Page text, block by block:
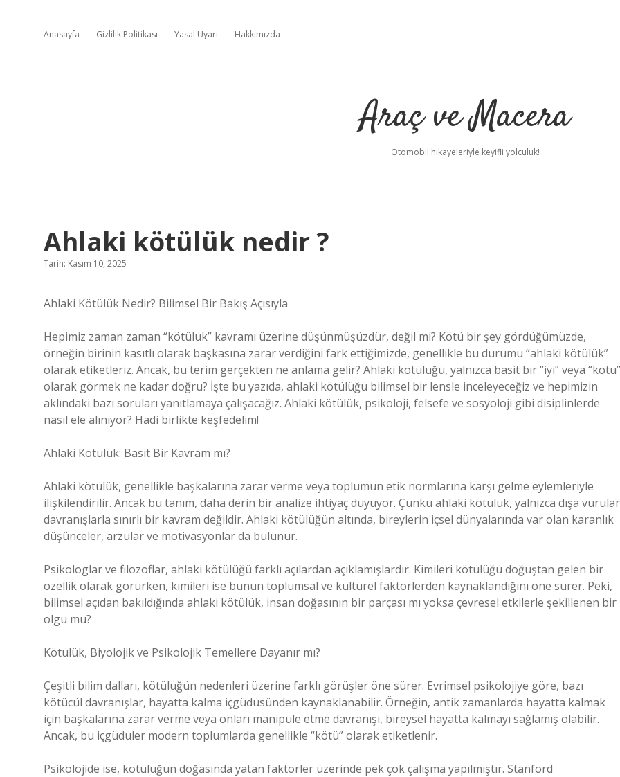
Anasayfa Gizlilik Politikası Yasal Uyarı Hakkımızda
Araç ve Macera
Otomobil hikayeleriyle keyifli yolculuk!
Ahlaki kötülük nedir ?
Tarih: Kasım 10, 2025
Ahlaki Kötülük Nedir? Bilimsel Bir Bakış Açısıyla
Hepimiz zaman zaman “kötülük” kavramı üzerine düşünmüşüzdür, değil mi? Kötü bir şey gördüğümüzde,
örneğin birinin kasıtlı olarak başkasına zarar verdiğini fark ettiğimizde, genellikle bu durumu “ahlaki kötülük”
olarak etiketleriz. Ancak, bu terim gerçekten ne anlama gelir? Ahlaki kötülüğü, yalnızca basit bir “iyi” veya “kötü”
olarak görmek ne kadar doğru? İşte bu yazıda, ahlaki kötülüğü bilimsel bir lensle inceleyeceğiz ve hepimizin
aklındaki bazı soruları yanıtlamaya çalışacağız. Ahlaki kötülük, psikoloji, felsefe ve sosyoloji gibi disiplinlerde
nasıl ele alınıyor? Hadi birlikte keşfedelim!
Ahlaki Kötülük: Basit Bir Kavram mı?
Ahlaki kötülük, genellikle başkalarına zarar verme veya toplumun etik normlarına karşı gelme eylemleriyle
ilişkilendirilir. Ancak bu tanım, daha derin bir analize ihtiyaç duyuyor. Çünkü ahlaki kötülük, yalnızca dışa
davranışlarla sınırlı bir kavram değildir. Ahlaki kötülüğün altında, bireylerin içsel dünyalarında var olan karanlık
düşünceler, arzular ve motivasyonlar da bulunur.
Psikologlar ve filozoflar, ahlaki kötülüğü farklı açılardan açıklamışlardır. Kimileri kötülüğü doğuştan gelen bir
özellik olarak görürken, kimileri ise bunun toplumsal ve kültürel faktörlerden kaynaklandığını öne sürer. Peki,
bilimsel açıdan bakıldığında ahlaki kötülük, insan doğasının bir parçası mı yoksa çevresel etkilerle şekillenen bir
olgu mu?
Kötülük, Biyolojik ve Psikolojik Temellere Dayanır mı?
Çeşitli bilim dalları, kötülüğün nedenleri üzerine farklı görüşler öne sürer. Evrimsel psikolojiye göre, bazı
kötücül davranışlar, hayatta kalma içgüdüsünden kaynaklanabilir. Örneğin, antik zamanlarda hayatta kalmak
için başkalarına zarar verme veya onları manipüle etme davranışı, bireysel hayatta kalmayı sağlamış olabilir.
Ancak, bu içgüdüler modern toplumlarda genellikle “kötü” olarak etiketlenir.
Psikolojide ise, kötülüğün doğasında yatan faktörler üzerinde pek çok çalışma yapılmıştır. Stanford